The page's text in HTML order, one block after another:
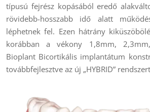
típusú fejrész kopásából eredő
rövidebb-hosszabb idő alatt
léphetnek fel. Ezen hátrány
korábban a vékony 1,8mm,
Bioplant Bicortikális implantátum
továbbfejlesztve az új „HYBRID”